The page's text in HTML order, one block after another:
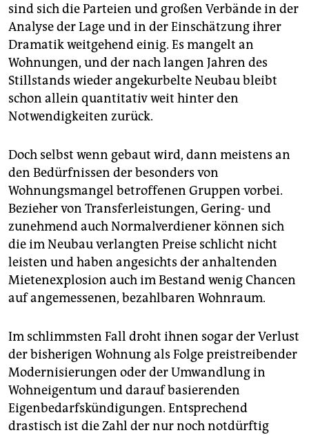
sind sich die Parteien und großen Verbände in der
Analyse der Lage und in der Einschätzung ihrer
Dramatik weitgehend einig. Es mangelt an
Wohnungen, und der nach langen Jahren des
Stillstands wieder angekurbelte Neubau bleibt
schon allein quantitativ weit hinter den
Notwendigkeiten zurück.
Doch selbst wenn gebaut wird, dann meistens an
den Bedürfnissen der besonders von
Wohnungsmangel betroffenen Gruppen vorbei.
Bezieher von Transferleistungen, Gering- und
zunehmend auch Normalverdiener können sich
die im Neubau verlangten Preise schlicht nicht
leisten und haben angesichts der anhaltenden
Mietenexplosion auch im Bestand wenig Chancen
auf angemessenen, bezahlbaren Wohnraum.
Im schlimmsten Fall droht ihnen sogar der Verlust
der bisherigen Wohnung als Folge preistreibender
Modernisierungen oder der Umwandlung in
Wohneigentum und darauf basierenden
Eigenbedarfskündigungen. Entsprechend
drastisch ist die Zahl der nur noch notdürftig